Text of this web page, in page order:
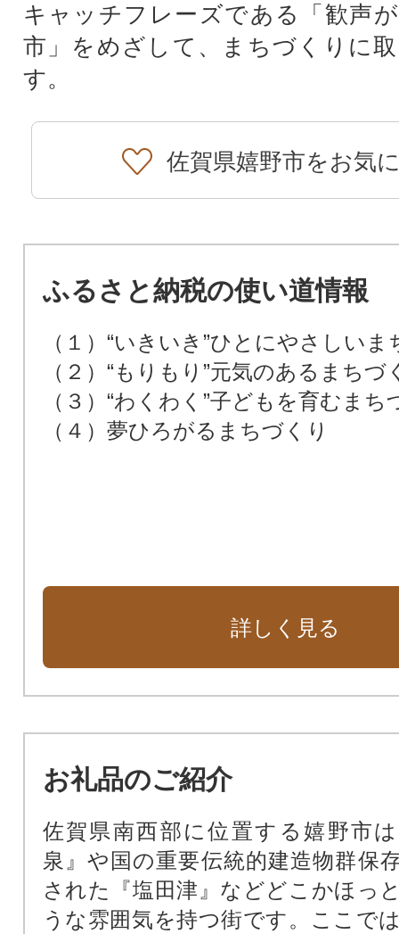
キャッチフレーズである「歓声
市」をめざして、まちづくりに
す。
佐賀県嬉野市をお気
ふるさと納税の使い道情報
（１）“いきいき”ひとにやさしいま
（２）“もりもり”元気のあるまちづ
（３）“わくわく”子どもを育むまち
（４）夢ひろがるまちづくり
詳しく見る
お礼品のご紹介
佐賀県南西部に位置する嬉野市
泉』や国の重要伝統的建造物群保
された『塩田津』などどこかほっ
うな雰囲気を持つ街です。ここで